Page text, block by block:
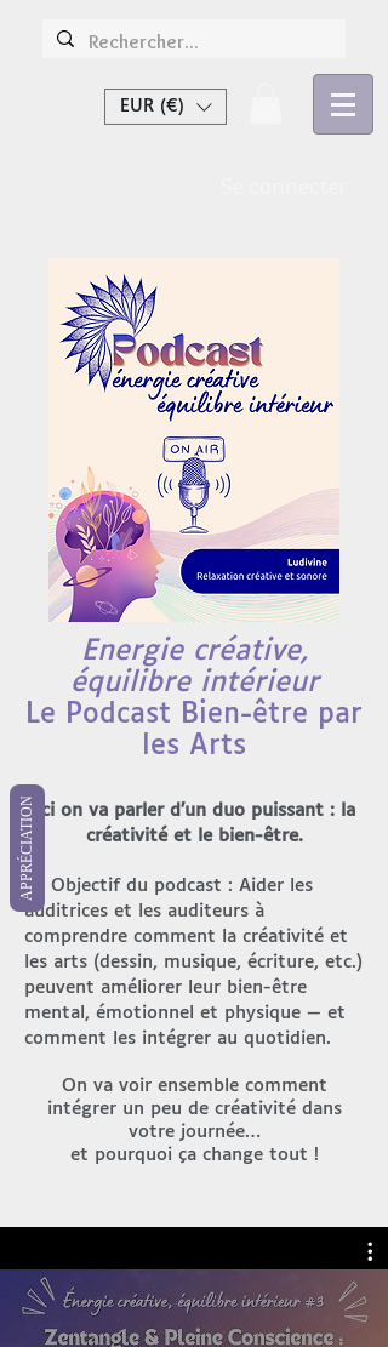
EUR (€)
Energie créative,
équilibre intérieur
Le Podcast Bien-être par
les Arts
Ici on va parler d’un duo puissant : la
créativité et le bien-être.
🎯
Objectif du podcast : Aider les
auditrices et les auditeurs à
comprendre comment la créativité et
les arts (dessin, musique, écriture, etc.)
peuvent améliorer leur bien-être
mental, émotionnel et physique — et
comment les intégrer au quotidien.
On va voir ensemble comment
intégrer un peu de créativité dans
votre journée…
et pourquoi ça change tout !
APPRÉCIATION